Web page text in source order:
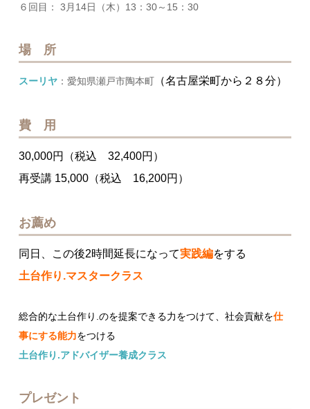
６回目： 3月14日（木）13：30～15：30
場 所
スーリヤ ：愛知県瀬戸市陶本町 （名古屋栄町から２８分）
費 用
30,000円（税込 32,400円）
再受講 15,000（税込 16,200円）
お薦め
同日、この後2時間延長になって実践編をする
土台作り.マスタークラス
総合的な土台作り.のを提案できる力をつけて、社会貢献を仕
事にする能力をつける
土台作り.アドバイザー養成クラス
プレゼント